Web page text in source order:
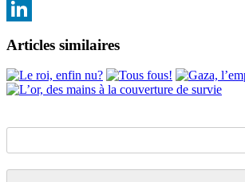
Email
Articles similaires